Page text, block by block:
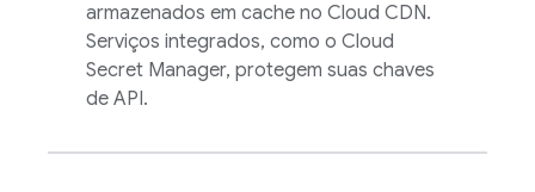
armazenados em cache no Cloud CDN.
Serviços integrados, como o Cloud
Secret Manager, protegem suas chaves
de API.